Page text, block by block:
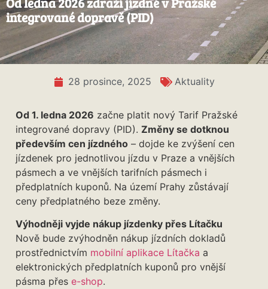
integrované dopravě (PID)
28 prosince, 2025 Aktuality
Od 1. ledna 2026 začne platit nový Tarif Pražské
integrované dopravy (PID). Změny se dotknou
především cen jízdného – dojde ke zvýšení cen
jízdenek pro jednotlivou jízdu v Praze a vnějších
pásmech a ve vnějších tarifních pásmech i
předplatních kuponů. Na území Prahy zůstávají
ceny předplatného beze změny.
Výhodněji vyjde nákup jízdenky přes Lítačku
Nově bude zvýhodněn nákup jízdních dokladů
prostřednictvím mobilní aplikace Lítačka a
elektronických předplatních kuponů pro vnější
pásma přes e-shop.